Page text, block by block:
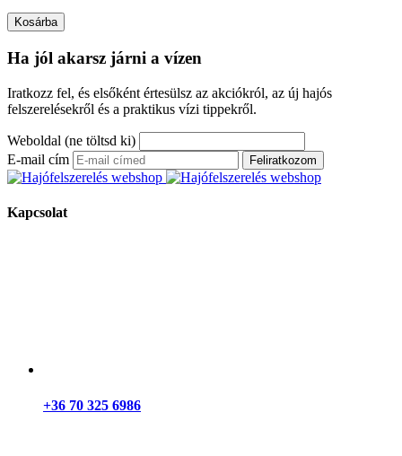
Kosárba
Ha jól akarsz járni a vízen
Iratkozz fel, és elsőként értesülsz az akciókról, az új hajós
felszerelésekről és a praktikus vízi tippekről.
Weboldal (ne töltsd ki)
E-mail cím
Feliratkozom
Kapcsolat
+36 70 325 6986